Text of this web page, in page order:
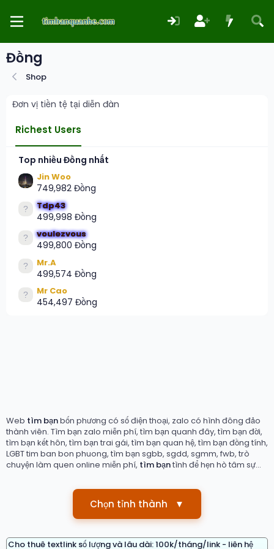
Đồng
Shop
Đơn vị tiền tệ tại diễn đàn
Richest Users
Top nhiều Đồng nhất
Jin Woo
749,982 Đồng
Tdp43
499,998 Đồng
voulezvous
499,800 Đồng
Mr.A
499,574 Đồng
Mr Cao
454,497 Đồng
Web tìm bạnbốn phương có số điện thoại, zalo có hình đông đảo
thành viên. Tìm bạn zalo miễn phí, tìm bạn quanh đây, tìm bạn đời,
tìm bạn kết hôn, tìm bạn trai gái, tìm bạn quan hệ, tìm bạn đồng tính,
LGBT tim ban bon phuong, tìm bạn sgbb, sgdd, sgmm, fwb, trò
chuyện làm quen online miễn phí, tìm bạntình để hẹn hò tâm sự...
Chọn tỉnh thành ▼
Cho thuê textlink số lượng và lâu dài: 100k/tháng/link - liên hệ